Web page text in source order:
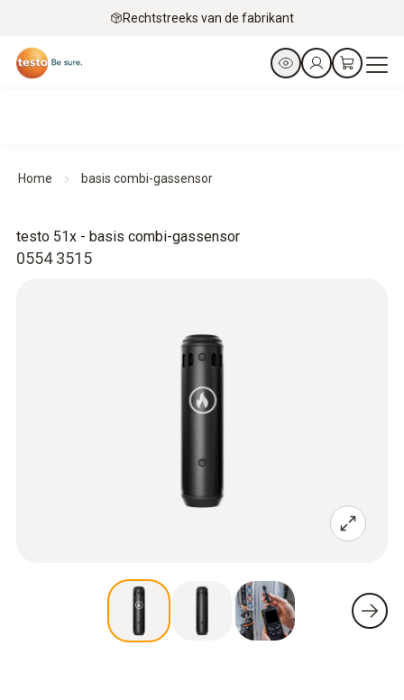
Rechtstreeks van de fabrikant
Home basis combi-gassensor
0554 3515
testo 51x - basis combi-gassensor